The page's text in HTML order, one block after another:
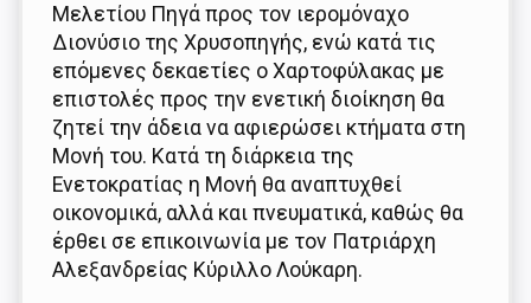
Μελετίου Πηγά προς τον ιερομόναχο
Διονύσιο της Χρυσοπηγής, ενώ κατά τις
επόμενες δεκαετίες ο Χαρτοφύλακας με
επιστολές προς την ενετική διοίκηση θα
ζητεί την άδεια να αφιερώσει κτήματα στη
Μονή του. Κατά τη διάρκεια της
Ενετοκρατίας η Μονή θα αναπτυχθεί
οικονομικά, αλλά και πνευματικά, καθώς θα
έρθει σε επικοινωνία με τον Πατριάρχη
Αλεξανδρείας Κύριλλο Λούκαρη.